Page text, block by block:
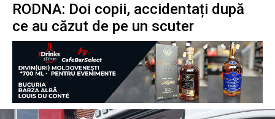
RODNA: Doi copii, accidentați după
ce au căzut de pe un scuter